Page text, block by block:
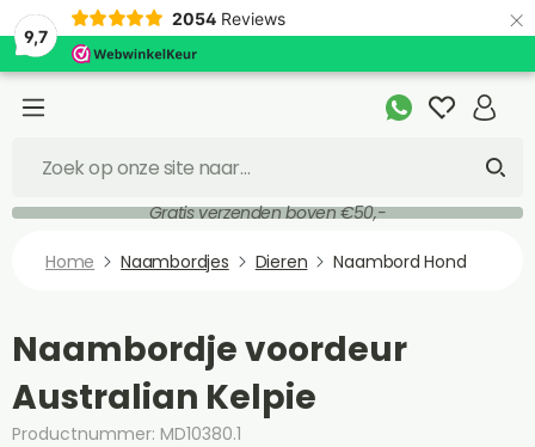
9,7
2054 Reviews ×
Gratis verzenden boven €50,-
Home Naambordjes Dieren Naambord Hond
Naambordje voordeur
Australian Kelpie
Productnummer: MD10380.1